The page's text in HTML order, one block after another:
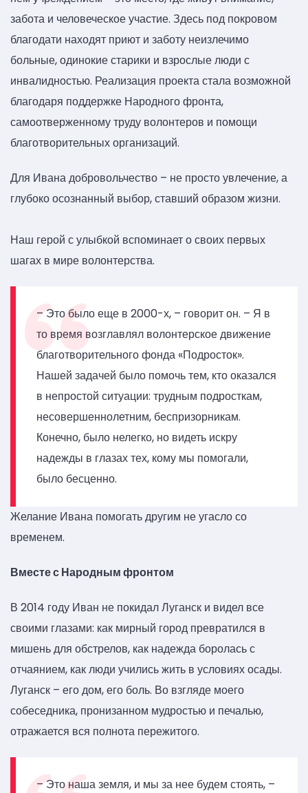
забота и человеческое участие. Здесь под покровом
благодати находят приют и заботу неизлечимо
больные, одинокие старики и взрослые люди с
инвалидностью. Реализация проекта стала возможной
благодаря поддержке Народного фронта,
самоотверженному труду волонтеров и помощи
благотворительных организаций.
Для Ивана добровольчество – не просто увлечение, а
глубоко осознанный выбор, ставший образом жизни.
Наш герой с улыбкой вспоминает о своих первых
шагах в мире волонтерства.
– Это было еще в 2000-х, – говорит он. – Я в
то время возглавлял волонтерское движение
благотворительного фонда «Подросток».
Нашей задачей было помочь тем, кто оказался
в непростой ситуации: трудным подросткам,
несовершеннолетним, беспризорникам.
Конечно, было нелегко, но видеть искру
надежды в глазах тех, кому мы помогали,
было бесценно.
Желание Ивана помогать другим не угасло со
временем.
Вместе с Народным фронтом
В 2014 году Иван не покидал Луганск и видел все
своими глазами: как мирный город превратился в
мишень для обстрелов, как надежда боролась с
отчаянием, как люди учились жить в условиях осады.
Луганск – его дом, его боль. Во взгляде моего
собеседника, пронизанном мудростью и печалью,
отражается вся полнота пережитого.
– Это наша земля, и мы за нее будем стоять, –